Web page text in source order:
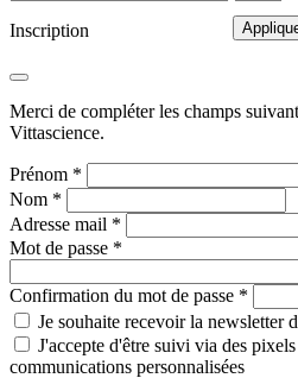
Inscription
Merci de compléter les champs
Vittascience.
Prénom *
Nom *
Adresse mail *
Mot de passe *
Confirmation du mot de passe *
Je souhaite recevoir la newsletter
J'accepte d'être suivi via des
communications personnalisées